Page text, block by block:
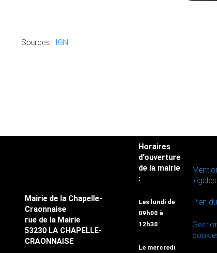
Sources : IGN
Mairie de la Chapelle-
Craonnaise
rue de la Mairie
53230 LA CHAPELLE-
CRAONNAISE
Horaires
d'ouverture
de la mairie
:
Les lundi de
09h00 à
12h30
Le mercredi
légales
Plan